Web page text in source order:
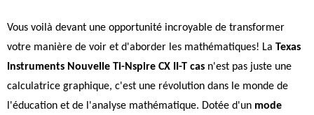
Vous voilà devant une opportunité incroyable de transformer
votre manière de voir et d'aborder les mathématiques! La Texas
Instruments Nouvelle Ti-Nspire CX II-T cas n'est pas juste une
calculatrice graphique, c'est une révolution dans le monde de
l'éducation et de l'analyse mathématique. Dotée d'un mode